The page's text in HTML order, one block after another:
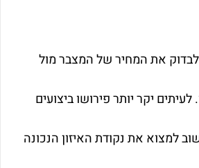
את המחיר של המצבר מול
יקר יותר פירושו ביצועים
למצוא את נקודת האיזון הנכונה